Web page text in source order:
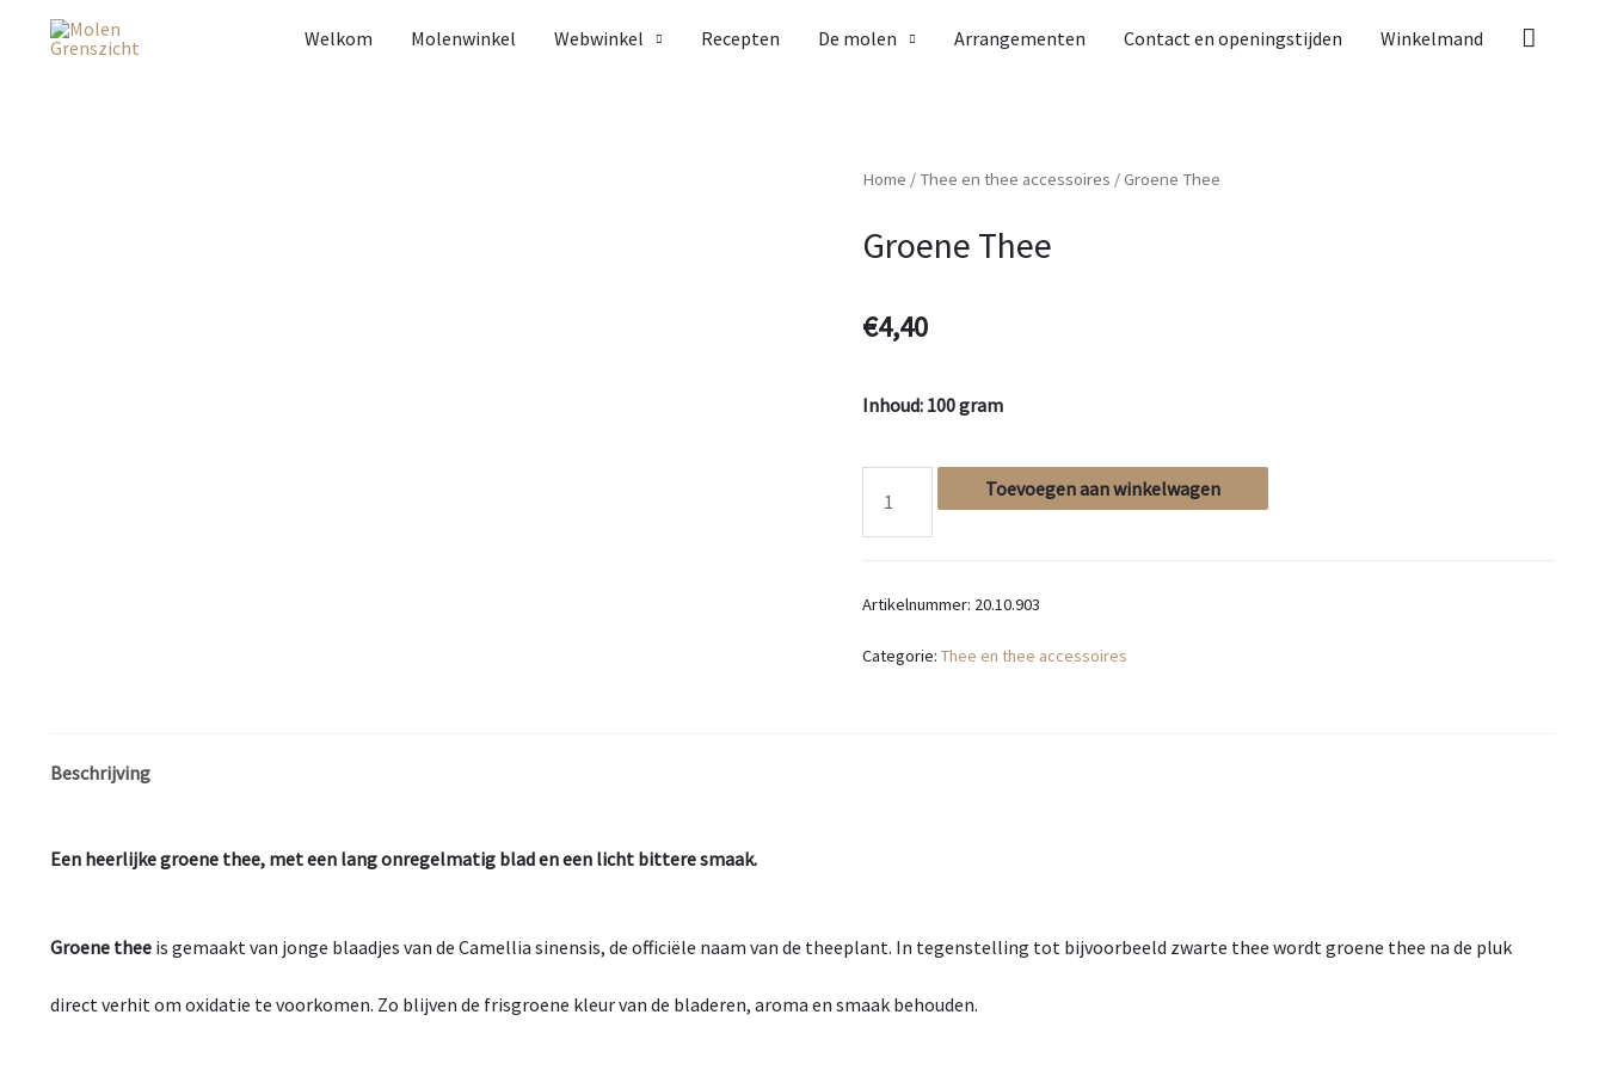
Welkom Molenwinkel Webwinkel Recepten De molen Arrangementen Contact en openingstijden Winkelmand Zoeken
Home / Thee en thee accessoires / Groene Thee
Groene Thee
€4,40
Inhoud: 100 gram
Groene
aantal
Toevoegen aan winkelwagen
Artikelnummer: 20.10.903
Categorie:Thee en thee accessoires
Beschrijving
Een heerlijke groene thee, met een lang onregelmatig blad en een licht bittere smaak.
Groene thee is gemaakt van jonge blaadjes van de Camellia sinensis, de officiële naam van de theeplant. In tegenstelling tot bijvoorbeeld zwarte thee wordt groene thee na de pluk
direct verhit om oxidatie te voorkomen. Zo blijven de frisgroene kleur van de bladeren, aroma en smaak behouden.